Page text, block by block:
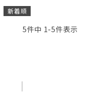
新着順
5件中 1-5件表示